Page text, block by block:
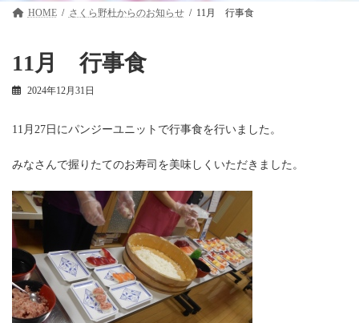
HOME さくら野杜 11月 行事食
11月 行事食
2024年12月31日
11月27日にパンジーユニットで行事食を行いました。
みなさんで握りたてのお寿司を美味しくいただきました。